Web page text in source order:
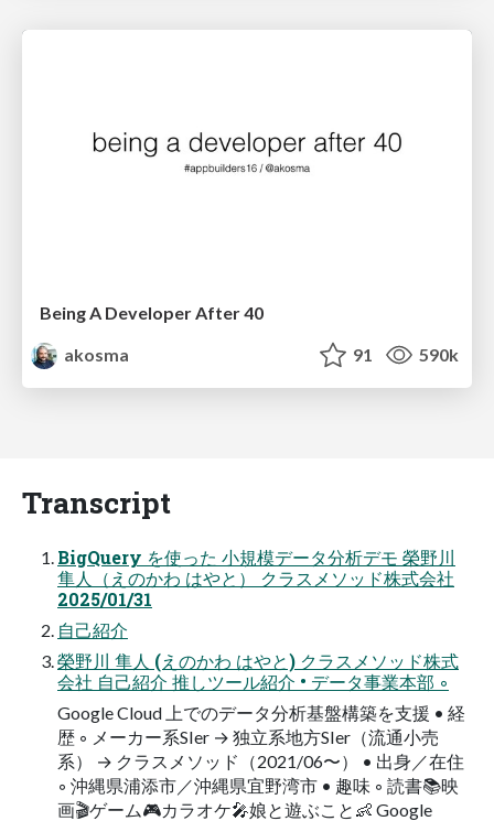
Being A Developer After 40
akosma
91 590k
Transcript
BigQuery を使った 小規模データ分析デモ 榮野川
隼人（えのかわ はやと） クラスメソッド株式会社
2025/01/31
自己紹介
榮野川 隼人 (えのかわ はやと) クラスメソッド株式
会社 自己紹介 推しツール紹介 • データ事業本部 ◦
Google Cloud 上でのデータ分析基盤構築を支援 • 経
歴 ◦ メーカー系SIer → 独立系地方SIer（流通小売
系） → クラスメソッド（2021/06〜） • 出身／在住
◦ 沖縄県浦添市／沖縄県宜野湾市 • 趣味 ◦ 読書📚映
画🎬ゲーム🎮カラオケ🎤娘と遊ぶこと👶 Google